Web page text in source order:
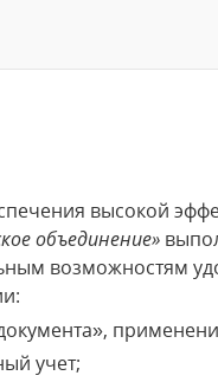
высокой
объединение»
возможностям
учет;